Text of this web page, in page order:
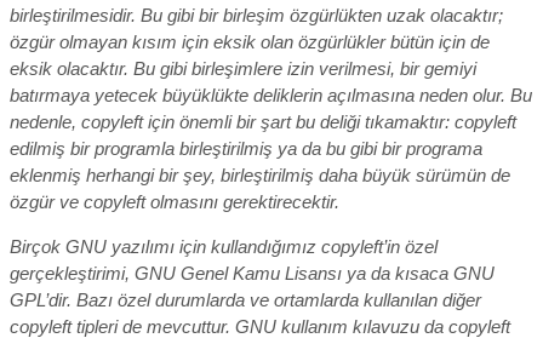
birleştirilmesidir. Bu gibi bir birleşim özgürlükten uzak olacaktır;
özgür olmayan kısım için eksik olan özgürlükler bütün için de
eksik olacaktır. Bu gibi birleşimlere izin verilmesi, bir gemiyi
batırmaya yetecek büyüklükte deliklerin açılmasına neden olur. Bu
nedenle, copyleft için önemli bir şart bu deliği tıkamaktır: copyleft
edilmiş bir programla birleştirilmiş ya da bu gibi bir programa
eklenmiş herhangi bir şey, birleştirilmiş daha büyük sürümün de
özgür ve copyleft olmasını gerektirecektir.
Birçok GNU yazılımı için kullandığımız copyleft’in özel
gerçekleştirimi, GNU Genel Kamu Lisansı ya da kısaca GNU
GPL’dir. Bazı özel durumlarda ve ortamlarda kullanılan diğer
copyleft tipleri de mevcuttur. GNU kullanım kılavuzu da copyleft